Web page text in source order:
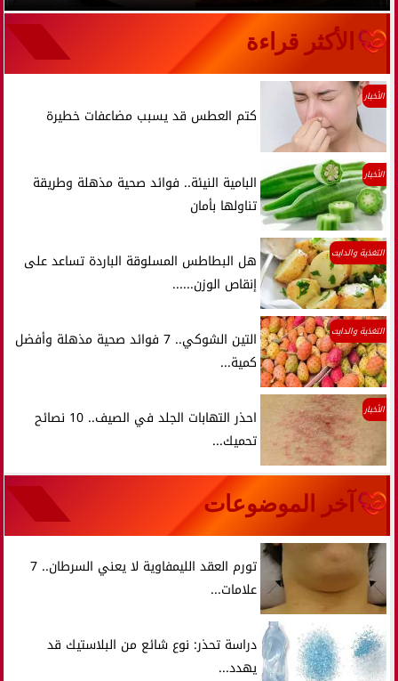
الأكثر قراءة
الأخبار
كتم العطس قد يسبب مضاعفات خطيرة
الأخبار
البامية النيئة.. فوائد صحية مذهلة وطريقة
تناولها بأمان
التغذية والدايت
هل البطاطس المسلوقة الباردة تساعد على
إنقاص الوزن......
التغذية والدايت
التين الشوكي.. 7 فوائد صحية مذهلة وأفضل
كمية...
الأخبار
احذر التهابات الجلد في الصيف.. 10 نصائح
تحميك...
آخر الموضوعات
تورم العقد الليمفاوية لا يعني السرطان.. 7
علامات...
دراسة تحذر: نوع شائع من البلاستيك قد
يهدد...